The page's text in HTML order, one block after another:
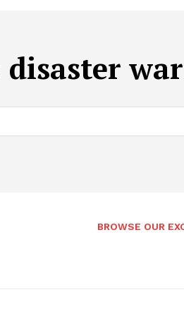
disaster
BROWSE OUR